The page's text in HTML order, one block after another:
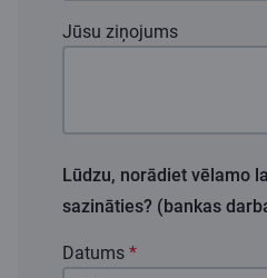
Jūsu ziņojums
Lūdzu, norādiet vēlamo
sazināties? (bankas
Datums *